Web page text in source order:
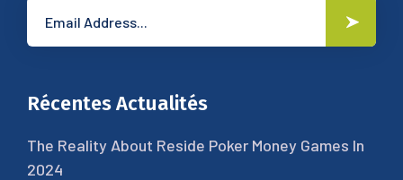
Récentes Actualités
The Reality About Reside Poker Money Games In
2024